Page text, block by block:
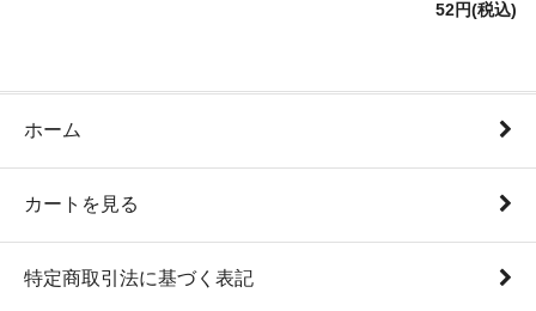
52円(税込)
ホーム
カートを見る
特定商取引法に基づく表記